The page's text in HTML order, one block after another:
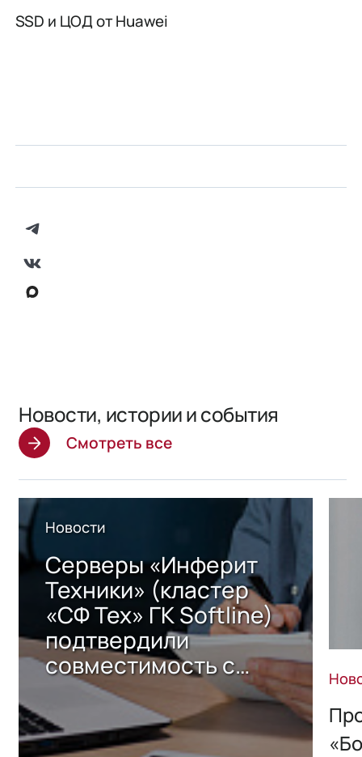
SSD и ЦОД от Huawei
Новости, истории и события
Смотреть все
Новости
Серверы «Инферит
Техники» (кластер
«СФ Тех» ГК Softline)
подтвердили
совместимость с
решением Sharx
Storage 2.x для
хранения данных